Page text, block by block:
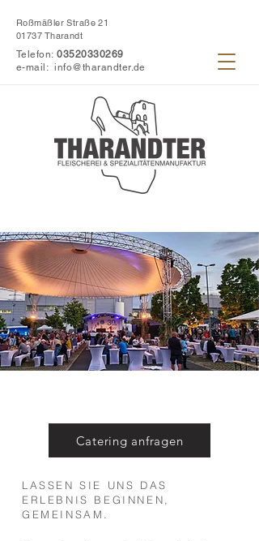
Roßmäßler Straße 21
01737 Tharandt
Telefon: 03520330269
e-mail:info@tharandter.de
Catering anfragen
LASSEN SIE UNS DAS
ERLEBNIS BEGINNEN,
GEMEINSAM.